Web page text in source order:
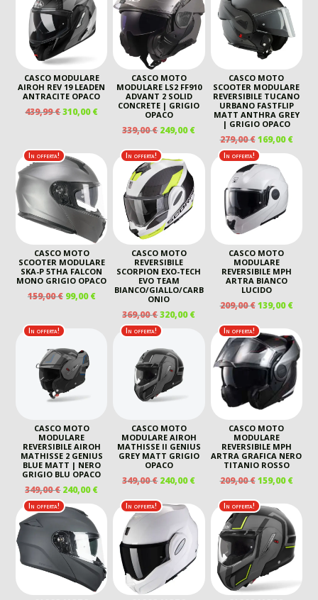
299,00 €.210,00 €.
CASCO MODULARE
AIROH REV 19 LEADEN
ANTRACITE OPACO
439,99€IL
ERA:
439,99 €.
310,00€IL
ATTUALE
310,00 €.
CASCO MOTO
MODULARE LS2 FF910
ADVANT 2 SOLID
CONCRETE | GRIGIO
OPACO
339,00€ IL
ORIGINALE
ERA:
339,00 €.
249,00€IL
PREZZO
ATTUALE
249,00 €.
CASCO MOTO
SCOOTER MODULARE
REVERSIBILE TUCANO
URBANO FASTFLIP
MATT ANTHRA GREY
| GRIGIO OPACO
279,00€ IL
PREZZO
ORIGINALE
279,00 €.
169,00€IL
In offerta!
CASCO MOTO
SCOOTER MODULARE
SKA-P 5THA FALCON
MONO GRIGIO OPACO
159,00€ IL
159,00 €.
99,00€IL
ATTUALE
In offerta!
CASCO MOTO
REVERSIBILE
SCORPION EXO-TECH
EVO TEAM
BIANCO/GIALLO/CARB
ONIO
369,00€IL
PREZZO
ORIGINALE
ERA:
369,00 €.
320,00€IL
PREZZO
ATTUALE
320,00 €.
In offerta!
CASCO MOTO
MODULARE
REVERSIBILE MPH
ARTRA BIANCO
LUCIDO
209,00€ IL
ORIGINALE
ERA:
209,00 €.
139,00€IL
È:
In offerta!
CASCO MOTO
MODULARE
REVERSIBILE AIROH
MATHISSE 2 GENIUS
BLUE MATT | NERO
GRIGIO BLU OPACO
349,00€ IL
PREZZO
ORIGINALE
349,00 €.
240,00€IL
PREZZO
ATTUALE
240,00 €.
In offerta!
CASCO MOTO
MODULARE AIROH
MATHISSE II GENIUS
GREY MATT GRIGIO
OPACO
349,00€ IL
ORIGINALE
ERA:
349,00 €.
240,00€IL
ATTUALE
240,00 €.
In offerta!
CASCO MOTO
MODULARE
REVERSIBILE MPH
ARTRA GRAFICA NERO
TITANIO ROSSO
209,00€ IL
ORIGINALE
ERA:
209,00 €.
159,00€IL
In offerta! In offerta! In offerta!